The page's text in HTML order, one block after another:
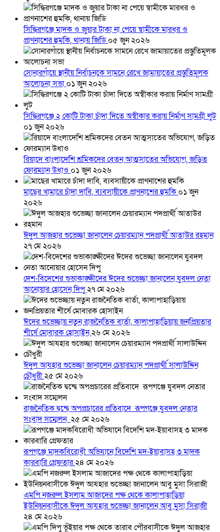
সিদ্ধিরগঞ্জে মাদক ও জুয়ার টাকা না পেয়ে স্বামীকে মারধর ও
প্রাণনাশের হুমকি, থানায় জিডি০৫ জুন ২০২৬
সোনারগাঁয়ে স্থানীয় নির্বাচনকে সামনে রেখে জামায়াতের প্রস্তুতিমূলক
আলোচনা সভা ০১ জুন ২০২৬
সিদ্ধিরগঞ্জে ২ কোটি টাকা চাঁদা দিতে অস্বীকার করায় নির্মাণ সামগ্রী লুট
০১ জুন ২০২৬
রিয়াদে বাংলাদেশি শ্রমিকদের বেতন আত্মসাতের অভিযোগ, জড়িত
ফোরম্যান উধাও ০১ জুন ২০২৬
মাছের খামারে চাঁদা দাবি, ব্যবসায়ীকে প্রাণনাশের হুমকি ০১ জুন
২০২৬
ঈদুল আজহার শুভেচ্ছা জানালেন চেয়ারম্যান পদপ্রার্থী আতাউর রহমান
২৭ মে ২০২৬
দেশ-বিদেশের শুভাকাঙ্ক্ষীদের ঈদের শুভেচ্ছা জানালেন যুবদল নেতা
আনোয়ার হোসেন দিপু২৭ মে ২০২৬
ঈদের শুভেচ্ছায় নতুন রাজনৈতিক বার্তা, কালাপাহাড়িয়ায় জনপ্রিয়তার
শীর্ষে মোবারক হোসাইন২৬ মে ২০২৬
ঈদুল আযহার শুভেচ্ছা জানালেন চেয়ারম্যান পদপ্রার্থী সালাউদ্দিন
চৌধুরী২৫ মে ২০২৬
রাজনৈতিক দ্বন্দ্বে অপপ্রচারের প্রতিবাদে ‎রূপগঞ্জে যুবদল নেতার
সংবাদ সম্মেলন ‎ ২৫ মে ২০২৬
রূপগঞ্জে মাদকবিরোধী অভিযানে বিদেশি মদ-ইয়াবাসহ ৩ মাদক
কারবারি গ্রেফতার২৪ মে ২০২৬
এমপি নজরুল ইসলাম আজাদের পক্ষ থেকে কালাপাহাড়িয়া
ইউনিয়নবাসীকে ঈদুল আযহার শুভেচ্ছা জানালেন আবু মুসা সিরাজী
২৪ মে ২০২৬